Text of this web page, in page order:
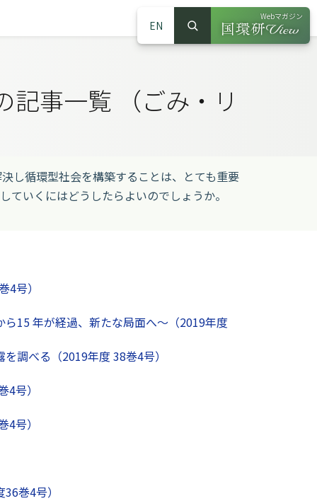
EN
サイト内検索
検索
Webマガジン
（別ウインドウ
記事一覧 （ごみ・リ
し循環型社会を構築することは、とても重要
いくにはどうしたらよいのでしょうか。
号）
15 年が経過、新たな局面へ～（2019年度
調べる（2019年度 38巻4号）
号）
号）
巻4号）